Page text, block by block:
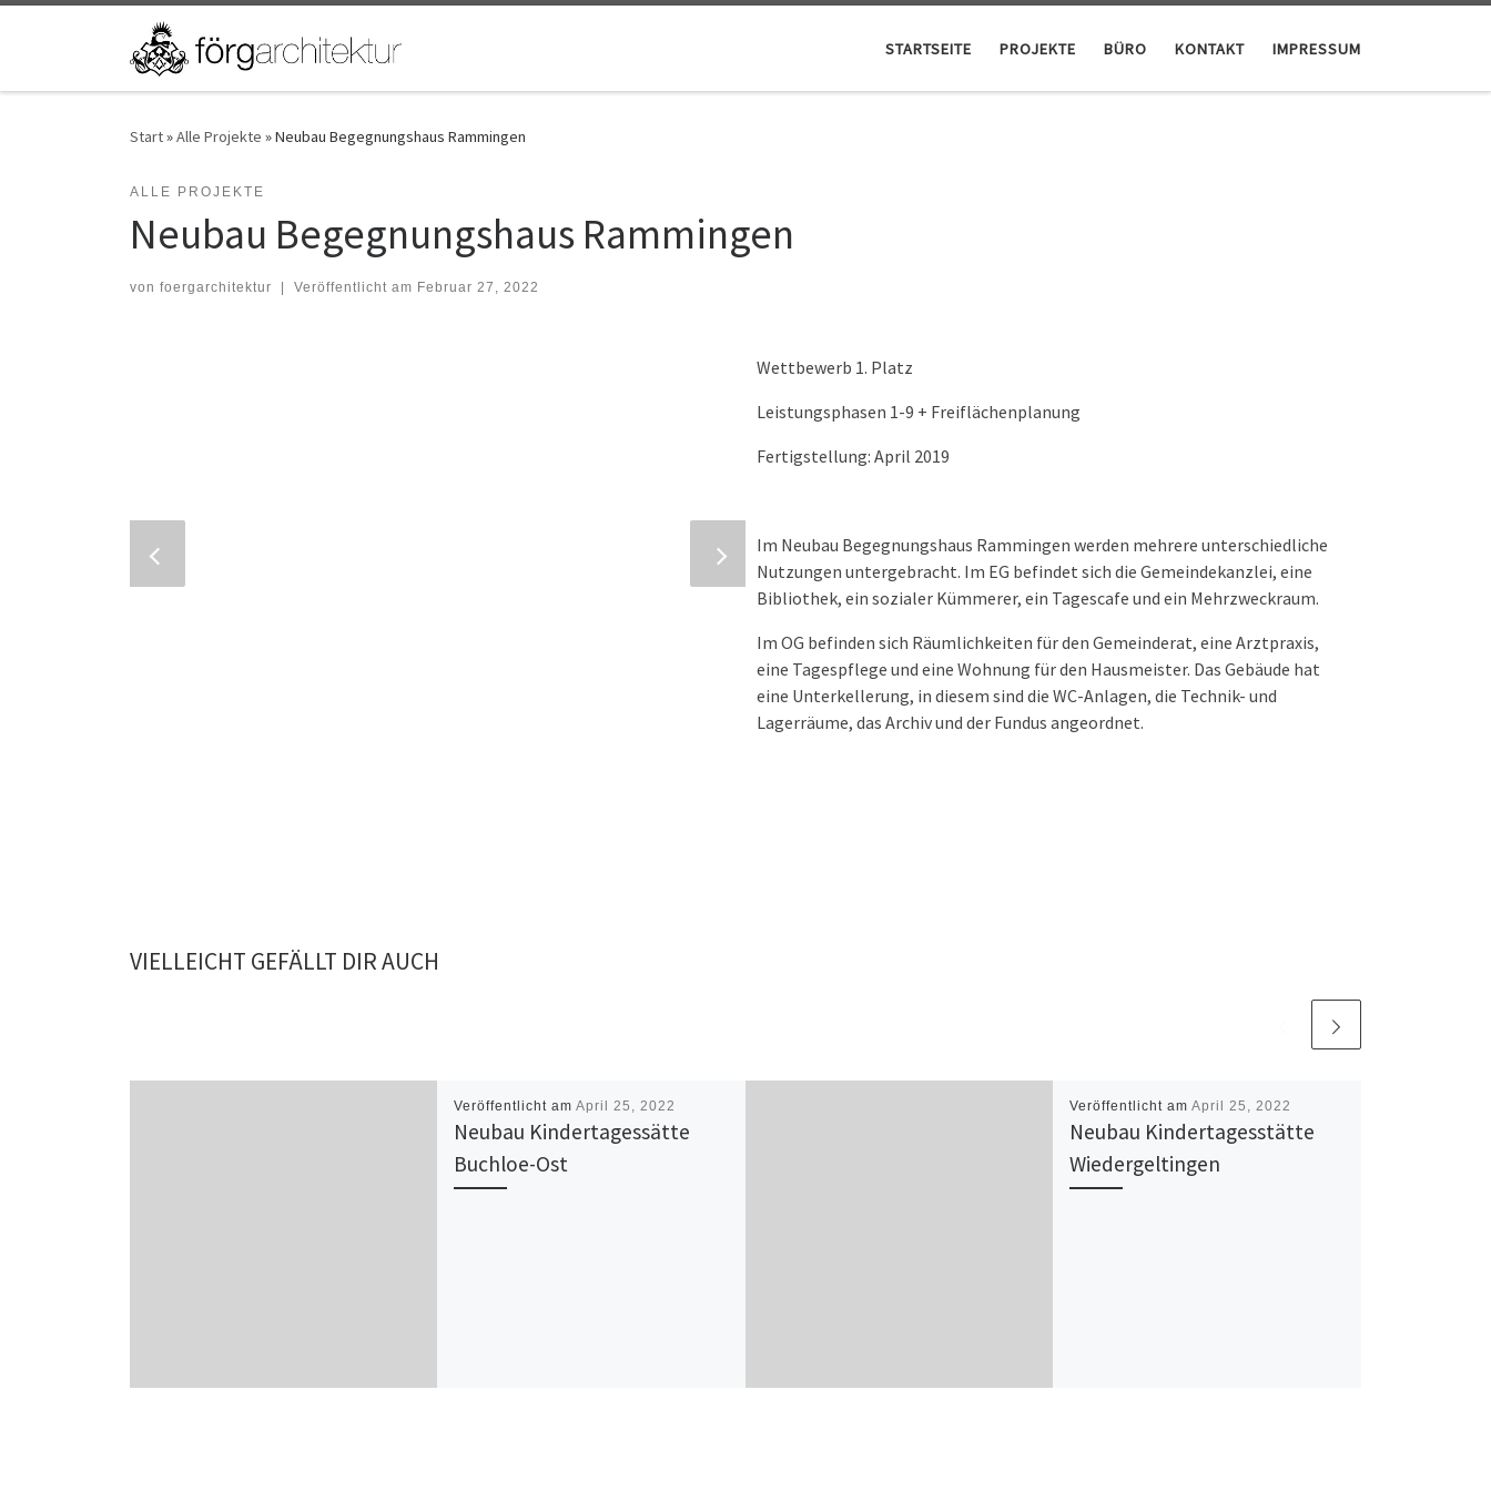
Zum Inhalt springen
STARTSEITE PROJEKTE BÜRO KONTAKT IMPRESSUM
Start»Alle Projekte »Neubau Begegnungshaus Rammingen
ALLE PROJEKTE
Neubau Begegnungshaus Rammingen
von foergarchitektur | Veröffentlicht am Februar 27, 2022
Wettbewerb 1. Platz
Leistungsphasen 1-9 + Freiflächenplanung
Fertigstellung: April 2019
Im Neubau Begegnungshaus Rammingen werden mehrere unterschiedliche
Nutzungen untergebracht. Im EG befindet sich die Gemeindekanzlei, eine
Bibliothek, ein sozialer Kümmerer, ein Tagescafe und ein Mehrzweckraum.
Im OG befinden sich Räumlichkeiten für den Gemeinderat, eine Arztpraxis,
eine Tagespflege und eine Wohnung für den Hausmeister. Das Gebäude hat
eine Unterkellerung, in diesem sind die WC-Anlagen, die Technik- und
Lagerräume, das Archiv und der Fundus angeordnet.
VIELLEICHT GEFÄLLT DIR AUCH
Veröffentlicht am April 25, 2022
Neubau Kindertagessätte
Buchloe-Ost
Veröffentlicht am April 25, 2022
Neubau Kindertagesstätte
Wiedergeltingen